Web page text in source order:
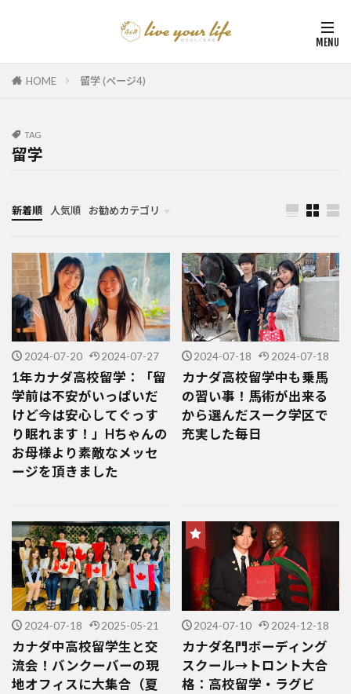
HOME 留学 (ページ4)
TAG
留学
新着順 人気順 お勧めカテゴリ
カナダ中学・高校留学
カナダ親子留学・教育移住
体験談（カナダ高校留学・親子移住）
カナダ留学カウンセリング内容実例集
2024-07-20 2024-07-27
1年カナダ高校留学：「留
学前は不安がいっぱいだ
けど今は安心してぐっす
り眠れます！」Hちゃんの
お母様より素敵なメッセ
ージを頂きました
2024-07-18 2024-07-18
カナダ高校留学中も乗馬
の習い事！馬術が出来る
から選んだスーク学区で
充実した毎日
2024-07-18 2025-05-21
カナダ中高校留学生と交
流会！バンクーバーの現
地オフィスに大集合（夏
2024-07-10 2024-12-18
カナダ名門ボーディング
スクール→トロント大合
格：高校留学・ラグビ